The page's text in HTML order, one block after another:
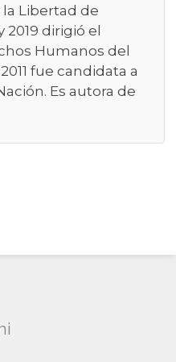
Libertad de
2019 dirigió el
Humanos del
fue candidata a
Es autora de